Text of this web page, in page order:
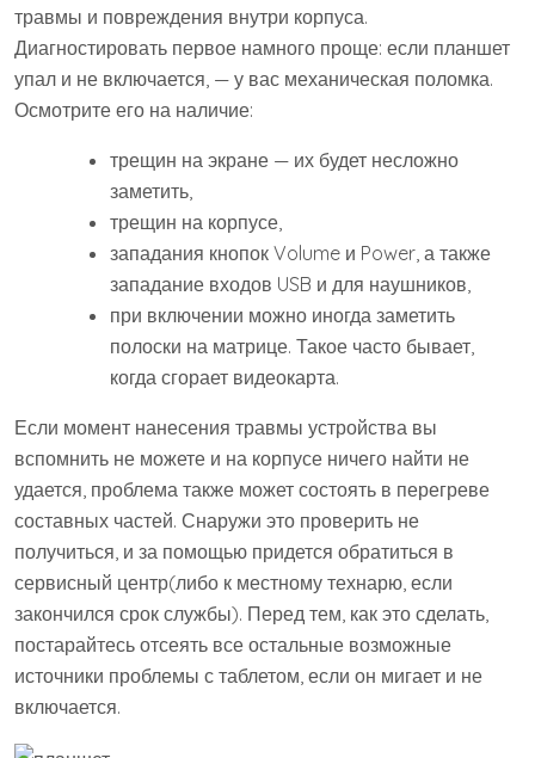
травмы и повреждения внутри корпуса.
Диагностировать первое намного проще: если планшет
упал и не включается, — у вас механическая поломка.
Осмотрите его на наличие:
трещин на экране — их будет несложно
заметить,
трещин на корпусе,
западания кнопок Volume и Power, а также
западание входов USB и для наушников,
при включении можно иногда заметить
полоски на матрице. Такое часто бывает,
когда сгорает видеокарта.
Если момент нанесения травмы устройства вы
вспомнить не можете и на корпусе ничего найти не
удается, проблема также может состоять в перегреве
составных частей. Снаружи это проверить не
получиться, и за помощью придется обратиться в
сервисный центр(либо к местному технарю, если
закончился срок службы). Перед тем, как это сделать,
постарайтесь отсеять все остальные возможные
источники проблемы с таблетом, если он мигает и не
включается.